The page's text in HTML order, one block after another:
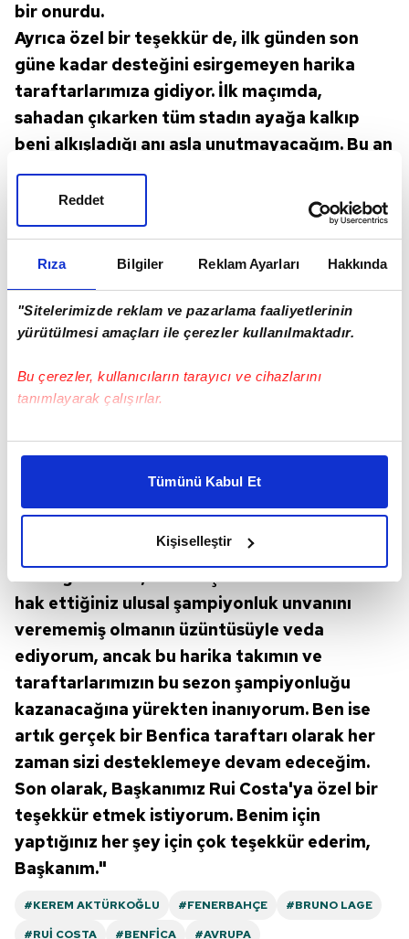
Rıza Bilgiler Reklam Ayarları Hakkında
"Sitelerimizde reklam ve pazarlama faaliyetlerinin
yürütülmesi amaçları ile çerezler kullanılmaktadır.
Bu çerezler, kullanıcıların tarayıcı ve cihazlarını
tanımlayarak çalışırlar.
Bu çerezlere izin vermeniz halinde sizlere özel
daha iyi reklam deneyimi yaşatabiliriz. Bunu yaparken
amacımızın size daha iyi bir reklam deneyimi sunmak
elimizden gelen çabayı gösterdiğimizi ve bu noktada,
kalemimiz olduğunu sizlere hatırlatmak isteriz.
Her halükârda, kullanıcılar, bu çerezlere izin vermedikleri
takdirde, kullanıcılara hedefli reklamlar
gösterilmeyecektir."
Sizlere daha iyi bir hizmet sunabilmek için İnternet
Sitemizde kendimize ve üçüncü kişilere ait çerezler
kullanılmaktadır. Bu çerezler vasıtasıyla çeşitli kişisel
verileriniz işlenmekte olup gerekli olan çerezler bilgi
toplumu hizmetlerinin sunulması amacıyla
kullanılmaktadır. Diğer çerezler, sitemizin daha işlevsel
kılınması ve kişiselleştirilmesi ve sizlere yönelik
reklam/pazarlama faaliyetlerinin yapılması, amaçlarıyla
sınırlı olarak açık rızanız dahilinde kullanılacaktır.
Tümünü Kabul Et
Kişiselleştir
Reddet
bir onurdu.
Ayrıca özel bir teşekkür de, ilk günden son
güne kadar desteğini esirgemeyen harika
taraftarlarımıza gidiyor. İlk maçımda,
sahadan çıkarken tüm stadın ayağa kalkıp
beni alkışladığı anı asla unutmayacağım. Bu an
sonsuza dek kalbimde saklı kalacak. Bu kulüp
hayatımda her zaman çok özel bir yere sahip
olacak.
İlk Avrupa deneyimimde sizlerin sonsuz
desteğini aldım, bunun için minnettarım. Size
hak ettiğiniz ulusal şampiyonluk unvanını
verememiş olmanın üzüntüsüyle veda
ediyorum, ancak bu harika takımın ve
taraftarlarımızın bu sezon şampiyonluğu
kazanacağına yürekten inanıyorum. Ben ise
artık gerçek bir Benfica taraftarı olarak her
zaman sizi desteklemeye devam edeceğim.
Son olarak, Başkanımız Rui Costa'ya özel bir
teşekkür etmek istiyorum. Benim için
yaptığınız her şey için çok teşekkür ederim,
Başkanım."
#KEREM AKTÜRKOĞLU #FENERBAHÇE
#BRUNO LAGE
#RUI COSTA
#BENFICA #AVRUPA